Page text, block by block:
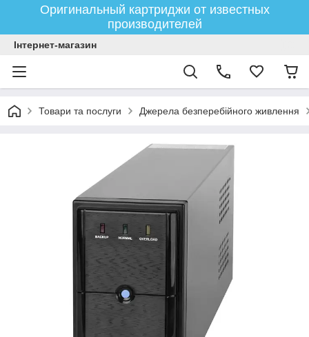
Оригинальный картриджи от известных
производителей
Інтернет-магазин
Товари та послуги Джерела безперебійного живлення